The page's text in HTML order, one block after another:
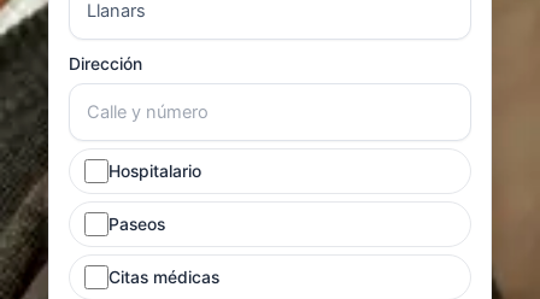
Dirección
Hospitalario
Paseos
Citas médicas